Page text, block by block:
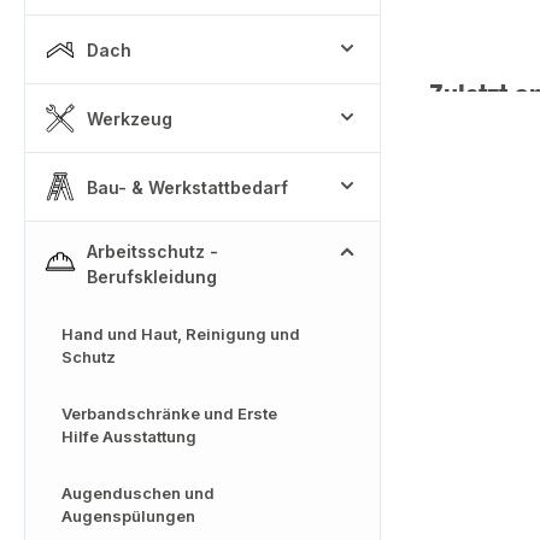
Dach
Werkzeug
Bau- & Werkstattbedarf
Arbeitsschutz -
Berufskleidung
Hand und Haut, Reinigung und
Schutz
Verbandschränke und Erste
Hilfe Ausstattung
Augenduschen und
Augenspülungen
Zuletzt